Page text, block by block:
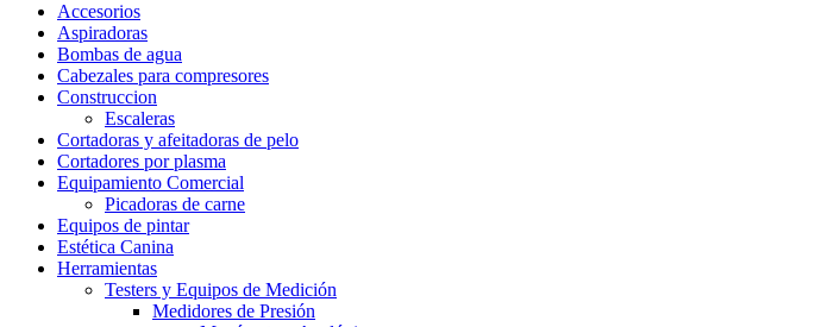
Accesorios
Aspiradoras
Bombas de agua
Cabezales para compresores
Construccion
Escaleras
Cortadoras y afeitadoras de pelo
Cortadores por plasma
Equipamiento Comercial
Picadoras de carne
Equipos de pintar
Estética Canina
Herramientas
Testers y Equipos de Medición
Medidores de Presión